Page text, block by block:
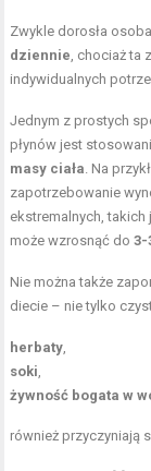
Zwykle dorosła
dziennie , chociaż
indywidualnych
Jednym z prostych
płynów jest
masy ciała . Na
zapotrzebowanie
ekstremalnych, takich
może wzrosnąć do3-
Nie można także
diecie – nie tylko
herbaty
soki
żywność bogata w
również przyczyniają